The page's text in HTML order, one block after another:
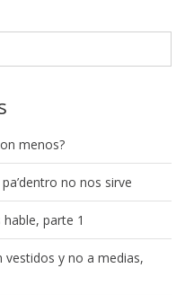
menos?
no nos sirve
parte 1
vestidos y no a medias,